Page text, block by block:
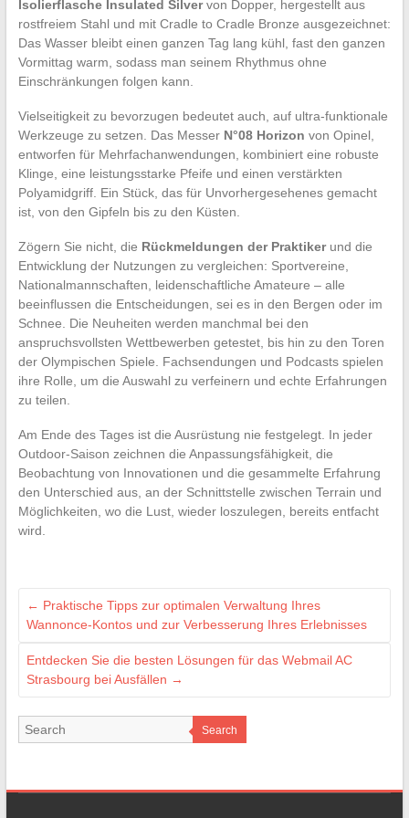
Isolierflasche Insulated Silvervon Dopper, hergestellt aus
rostfreiem Stahl und mit Cradle to Cradle Bronze ausgezeichnet:
Das Wasser bleibt einen ganzen Tag lang kühl, fast den ganzen
Vormittag warm, sodass man seinem Rhythmus ohne
Einschränkungen folgen kann.
Vielseitigkeit zu bevorzugen bedeutet auch, auf ultra-funktionale
Werkzeuge zu setzen. Das Messer N°08 Horizon von Opinel,
entworfen für Mehrfachanwendungen, kombiniert eine robuste
Klinge, eine leistungsstarke Pfeife und einen verstärkten
Polyamidgriff. Ein Stück, das für Unvorhergesehenes gemacht
ist, von den Gipfeln bis zu den Küsten.
Zögern Sie nicht, die Rückmeldungen der Praktikerund die
Entwicklung der Nutzungen zu vergleichen: Sportvereine,
Nationalmannschaften, leidenschaftliche Amateure – alle
beeinflussen die Entscheidungen, sei es in den Bergen oder im
Schnee. Die Neuheiten werden manchmal bei den
anspruchsvollsten Wettbewerben getestet, bis hin zu den Toren
der Olympischen Spiele. Fachsendungen und Podcasts spielen
ihre Rolle, um die Auswahl zu verfeinern und echte Erfahrungen
zu teilen.
Am Ende des Tages ist die Ausrüstung nie festgelegt. In jeder
Outdoor-Saison zeichnen die Anpassungsfähigkeit, die
Beobachtung von Innovationen und die gesammelte Erfahrung
den Unterschied aus, an der Schnittstelle zwischen Terrain und
Möglichkeiten, wo die Lust, wieder loszulegen, bereits entfacht
wird.
← Praktische Tipps zur optimalen Verwaltung Ihres
Wannonce-Kontos und zur Verbesserung Ihres Erlebnisses
Entdecken Sie die besten Lösungen für das Webmail AC
Strasbourg bei Ausfällen →
Search